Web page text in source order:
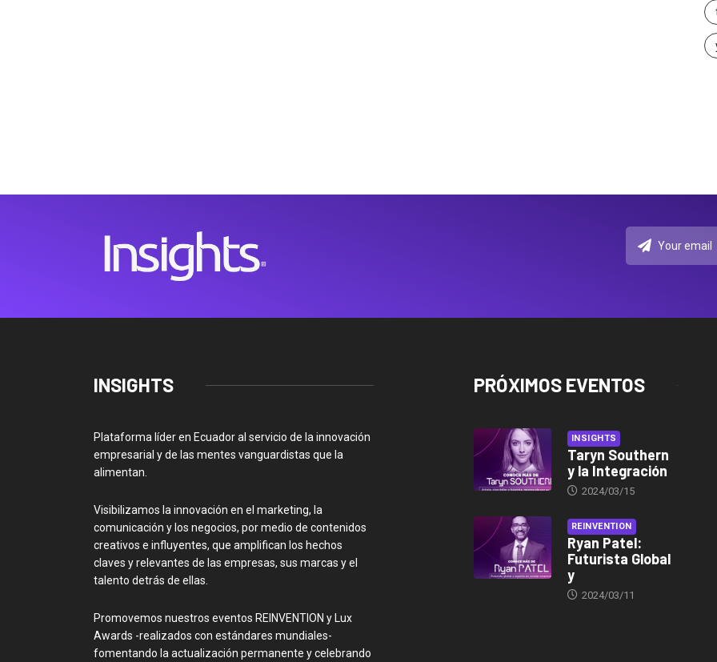
INSIGHTS
Plataforma líder en Ecuador al servicio de la innovación
empresarial y de las mentes vanguardistas que la
alimentan.
Visibilizamos la innovación en el marketing, la
comunicación y los negocios, por medio de contenidos
creativos e influyentes, que amplifican los hechos
claves y relevantes de las empresas, sus marcas y el
talento detrás de ellas.
Promovemos nuestros eventos REINVENTION y Lux
Awards -realizados con estándares mundiales-
fomentando la actualización permanente y celebrando
PRÓXIMOS EVENTOS
INSIGHTS
Taryn Southern
y la Integración
2024/03/15
REINVENTION
Ryan Patel:
Futurista Global
y
2024/03/11